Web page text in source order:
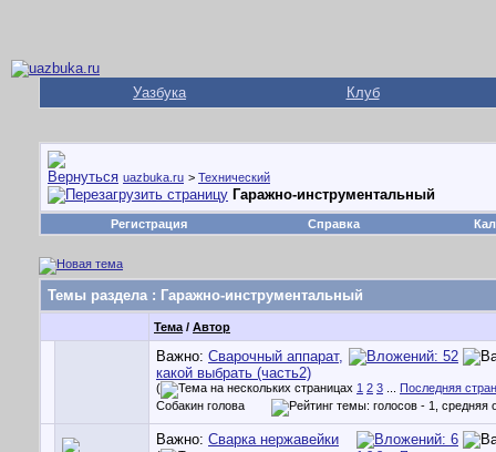
Уазбука Клуб
uazbuka.ru > Технический
Гаражно-инструментальный
Регистрация Справка
Темы раздела: Гаражно-инструментальный
Тема / Автор
Важно: Сварочный аппарат,
какой выбрать (часть2)
( 1 2 3
Последняя
Собакин голова
Важно: Сварка нержавейки